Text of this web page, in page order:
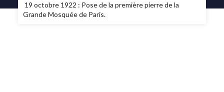
19 octobre 1922 : Pose de la première pierre de la
Grande Mosquée de Paris.